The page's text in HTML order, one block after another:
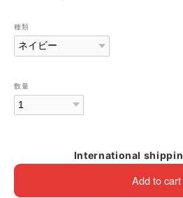
種類
数量
International
Add to cart